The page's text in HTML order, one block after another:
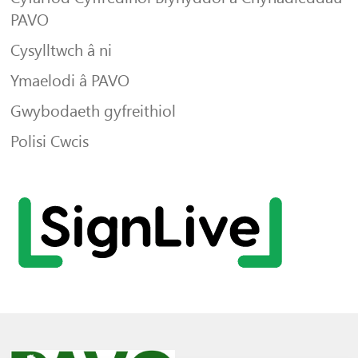
PAVO
Cysylltwch â ni
Ymaelodi â PAVO
Gwybodaeth gyfreithiol
Polisi Cwcis